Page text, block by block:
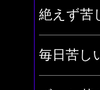
絶えず苦
毎日苦し